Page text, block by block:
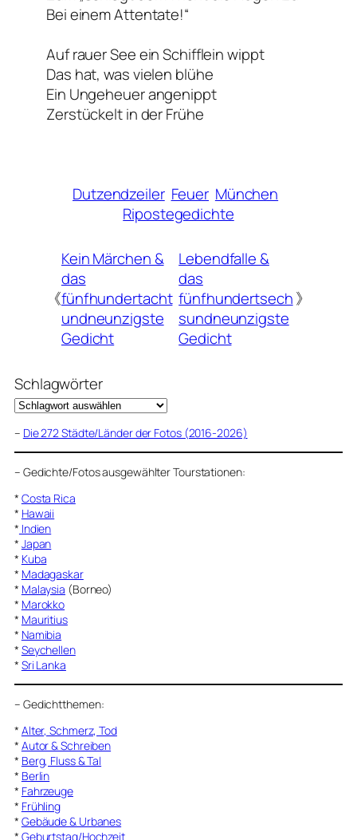
Bei einem Attentate!“
Auf rauer See ein Schifflein wippt
Das hat, was vielen blühe
Ein Ungeheuer angenippt
Zerstückelt in der Frühe
Dutzendzeiler Feuer München
Ripostegedichte
《
Kein Märchen &
das
fünfhundertacht
undneunzigste
Gedicht
Lebendfalle &
das
fünfhundertsech
sundneunzigste
Gedicht
》
Schlagwörter
– Die 272 Städte/Länder der Fotos (2016-2026)
– Gedichte/Fotos ausgewählter Tourstationen:
* Costa Rica
* Hawaii
* Indien
* Japan
* Kuba
* Madagaskar
* Malaysia (Borneo)
* Marokko
* Mauritius
* Namibia
* Seychellen
* Sri Lanka
– Gedichtthemen:
* Alter, Schmerz, Tod
* Autor & Schreiben
* Berg, Fluss & Tal
* Berlin
* Fahrzeuge
* Frühling
* Gebäude & Urbanes
* Geburtstag/Hochzeit